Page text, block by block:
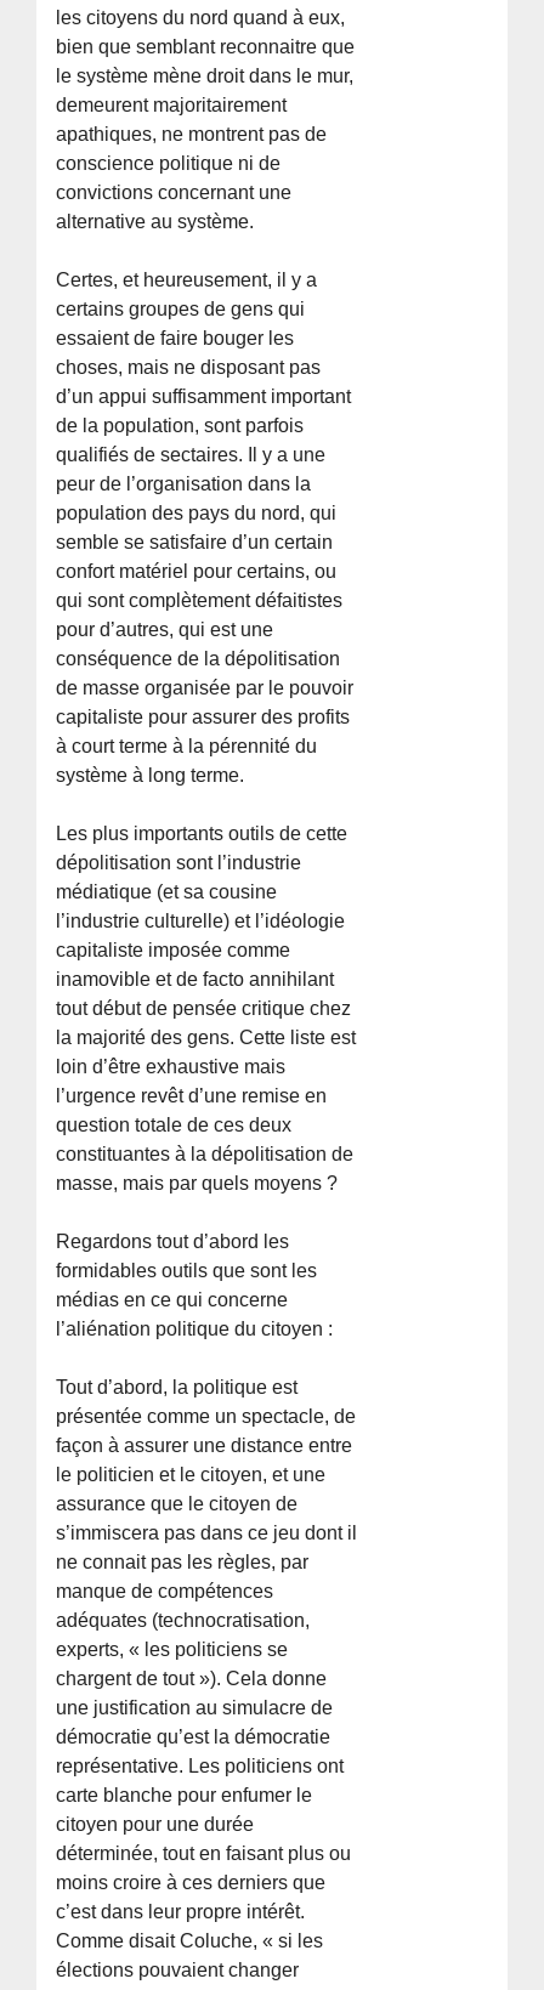
les citoyens du nord quand à eux,
bien que semblant reconnaitre que
le système mène droit dans le mur,
demeurent majoritairement
apathiques, ne montrent pas de
conscience politique ni de
convictions concernant une
alternative au système.
Certes, et heureusement, il y a
certains groupes de gens qui
essaient de faire bouger les
choses, mais ne disposant pas
d’un appui suffisamment important
de la population, sont parfois
qualifiés de sectaires. Il y a une
peur de l’organisation dans la
population des pays du nord, qui
semble se satisfaire d’un certain
confort matériel pour certains, ou
qui sont complètement défaitistes
pour d’autres, qui est une
conséquence de la dépolitisation
de masse organisée par le pouvoir
capitaliste pour assurer des profits
à court terme à la pérennité du
système à long terme.
Les plus importants outils de cette
dépolitisation sont l’industrie
médiatique (et sa cousine
l’industrie culturelle) et l’idéologie
capitaliste imposée comme
inamovible et de facto annihilant
tout début de pensée critique chez
la majorité des gens. Cette liste est
loin d’être exhaustive mais
l’urgence revêt d’une remise en
question totale de ces deux
constituantes à la dépolitisation de
masse, mais par quels moyens ?
Regardons tout d’abord les
formidables outils que sont les
médias en ce qui concerne
l’aliénation politique du citoyen :
Tout d’abord, la politique est
présentée comme un spectacle, de
façon à assurer une distance entre
le politicien et le citoyen, et une
assurance que le citoyen de
s’immiscera pas dans ce jeu dont il
ne connait pas les règles, par
manque de compétences
adéquates (technocratisation,
experts, « les politiciens se
chargent de tout »). Cela donne
une justification au simulacre de
démocratie qu’est la démocratie
représentative. Les politiciens ont
carte blanche pour enfumer le
citoyen pour une durée
déterminée, tout en faisant plus ou
moins croire à ces derniers que
c’est dans leur propre intérêt.
Comme disait Coluche, « si les
élections pouvaient changer